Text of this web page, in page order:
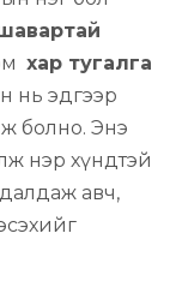
хар тугалга
нь эдгээр
болно. Энэ
нэр хүндтэй
авч,